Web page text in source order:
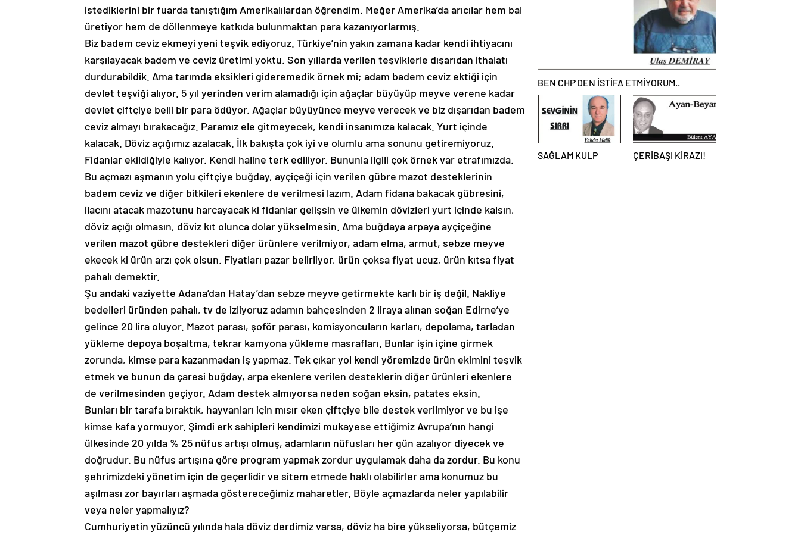
istediklerini bir fuarda tanıştığım Amerikalılardan öğrendim. Meğer Amerika’da arıcılar hem bal
üretiyor hem de döllenmeye katkıda bulunmaktan para kazanıyorlarmış.
Biz badem ceviz ekmeyi yeni teşvik ediyoruz. Türkiye’nin yakın zamana kadar kendi ihtiyacını
karşılayacak badem ve ceviz üretimi yoktu. Son yıllarda verilen teşviklerle dışarıdan ithalatı
durdurabildik. Ama tarımda eksikleri gideremedik örnek mi; adam badem ceviz ektiği için
devlet teşviği alıyor. 5 yıl yerinden verim alamadığı için ağaçlar büyüyüp meyve verene kadar
devlet çiftçiye belli bir para ödüyor. Ağaçlar büyüyünce meyve verecek ve biz dışarıdan badem
ceviz almayı bırakacağız. Paramız ele gitmeyecek, kendi insanımıza kalacak. Yurt içinde
kalacak. Döviz açığımız azalacak. İlk bakışta çok iyi ve olumlu ama sonunu getiremiyoruz.
Fidanlar ekildiğiyle kalıyor. Kendi haline terk ediliyor. Bununla ilgili çok örnek var etrafımızda.
Bu açmazı aşmanın yolu çiftçiye buğday, ayçiçeği için verilen gübre mazot desteklerinin
badem ceviz ve diğer bitkileri ekenlere de verilmesi lazım. Adam fidana bakacak gübresini,
ilacını atacak mazotunu harcayacak ki fidanlar gelişsin ve ülkemin dövizleri yurt içinde kalsın,
döviz açığı olmasın, döviz kıt olunca dolar yükselmesin. Ama buğdaya arpaya ayçiçeğine
verilen mazot gübre destekleri diğer ürünlere verilmiyor, adam elma, armut, sebze meyve
ekecek ki ürün arzı çok olsun. Fiyatları pazar belirliyor, ürün çoksa fiyat ucuz, ürün kıtsa fiyat
pahalı demektir.
Şu andaki vaziyette Adana’dan Hatay’dan sebze meyve getirmekte karlı bir iş değil. Nakliye
bedelleri üründen pahalı, tv de izliyoruz adamın bahçesinden 2 liraya alınan soğan Edirne’ye
gelince 20 lira oluyor. Mazot parası, şoför parası, komisyoncuların karları, depolama, tarladan
yükleme depoya boşaltma, tekrar kamyona yükleme masrafları. Bunlar işin içine girmek
zorunda, kimse para kazanmadan iş yapmaz. Tek çıkar yol kendi yöremizde ürün ekimini teşvik
etmek ve bunun da çaresi buğday, arpa ekenlere verilen desteklerin diğer ürünleri ekenlere
de verilmesinden geçiyor. Adam destek almıyorsa neden soğan eksin, patates eksin.
Bunları bir tarafa bıraktık, hayvanları için mısır eken çiftçiye bile destek verilmiyor ve bu işe
kimse kafa yormuyor. Şimdi erk sahipleri kendimizi mukayese ettiğimiz Avrupa’nın hangi
ülkesinde 20 yılda % 25 nüfus artışı olmuş, adamların nüfusları her gün azalıyor diyecek ve
doğrudur. Bu nüfus artışına göre program yapmak zordur uygulamak daha da zordur. Bu konu
şehrimizdeki yönetim için de geçerlidir ve sitem etmede haklı olabilirler ama konumuz bu
aşılması zor bayırları aşmada göstereceğimiz maharetler. Böyle açmazlarda neler yapılabilir
veya neler yapmalıyız?
Cumhuriyetin yüzüncü yılında hala döviz derdimiz varsa, döviz ha bire yükseliyorsa, bütçemiz
BEN CHP’DEN İSTİFA ETMİYORUM..
SAĞLAM KULP ÇERİBAŞI KİRAZI!